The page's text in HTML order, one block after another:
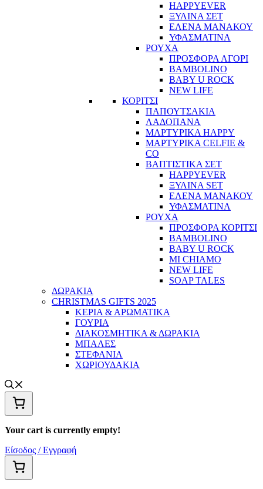
HAPPYEVER
ΞΥΛΙΝΑ ΣΕΤ
ΕΛΕΝΑ ΜΑΝΑΚΟΥ
ΥΦΑΣΜΑΤΙΝΑ
ΡΟΥΧΑ
ΠΡΟΣΦΟΡΑ ΑΓΟΡΙ
BAMBOLINO
BABY U ROCK
NEW LIFE
ΚΟΡΙΤΣΙ
ΠΑΠΟΥΤΣΑΚΙΑ
ΛΑΔΟΠΑΝΑ
ΜΑΡΤΥΡΙΚΑ HAPPY
ΜΑΡΤΥΡΙΚΑ CELFIE &
CO
ΒΑΠΤΙΣΤΙΚΑ ΣΕΤ
HAPPYEVER
ΞΥΛΙΝΑ SET
ΕΛΕΝΑ ΜΑΝΑΚΟΥ
ΥΦΑΣΜΑΤΙΝΑ
ΡΟΥΧΑ
ΠΡΟΣΦΟΡΑ ΚΟΡΙΤΣΙ
BAMBOLINO
BABY U ROCK
MI CHIAMO
NEW LIFE
SOAP TALES
ΔΩΡΑΚΙΑ
CHRISTMAS GIFTS 2025
ΚΕΡΙΑ & ΑΡΩΜΑΤΙΚΑ
ΓΟΥΡΙΑ
ΔΙΑΚΟΣΜΗΤΙΚΑ & ΔΩΡΑΚΙΑ
ΜΠΑΛΕΣ
ΣΤΕΦΑΝΙΑ
ΧΩΡΙΟΥΔΑΚΙΑ
Your cart is currently empty!
Είσοδος / Εγγραφή